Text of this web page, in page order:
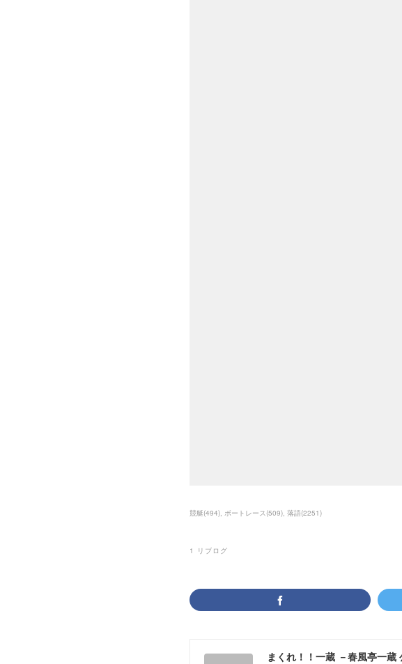
競艇(494) ボートレース(509) 落語(2251)
1 リブログ
まくれ！！一蔵 －春風亭一蔵